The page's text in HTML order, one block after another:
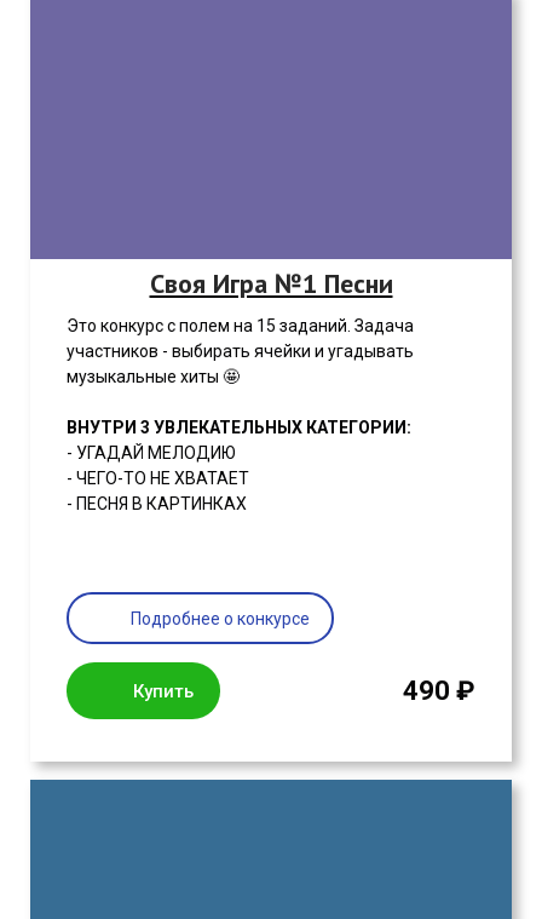
Своя Игра №1 Песни
Это конкурс с полем на 15 заданий. Задача
участников - выбирать ячейки и угадывать
музыкальные хиты 🤩
ВНУТРИ 3 УВЛЕКАТЕЛЬНЫХ КАТЕГОРИИ:
- УГАДАЙ МЕЛОДИЮ
- ЧЕГО-ТО НЕ ХВАТАЕТ
- ПЕСНЯ В КАРТИНКАХ
Подробнее о конкурсе
Купить 490 ₽